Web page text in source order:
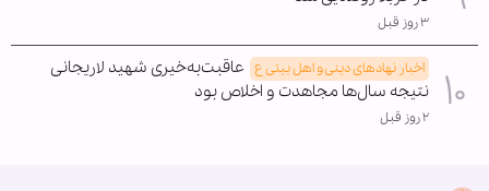
۳ روز قبل
اخبار نهادهای دینی و اهل بیتی ع عاقبت‌به‌خیری شهید لاریجانی
نتیجه سال‌ها مجاهدت و اخلاص بود
۲ روز قبل